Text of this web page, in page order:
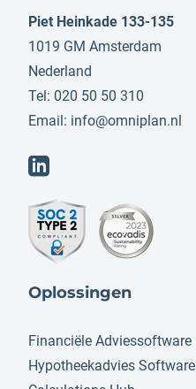
Piet Heinkade 133-135
1019 GM Amsterdam
Nederland
Tel: 020 50 50 310
Email: info@omniplan.nl
Oplossingen
Financiële Adviessoftware
Hypotheekadvies Software